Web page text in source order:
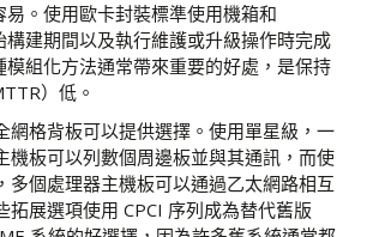
易。使用歐卡封裝標準使用機箱和
構建期間以及執行維護或升級操作時完成
模組化方法通常帶來重要的好處，是保持
）低。
網格背板可以提供選擇。使用單星級，一
機板可以列數個周邊板並與其通訊，而使
多個處理器主機板可以通過乙太網路相互
拓展選項使用 CPCI 序列成為替代舊版